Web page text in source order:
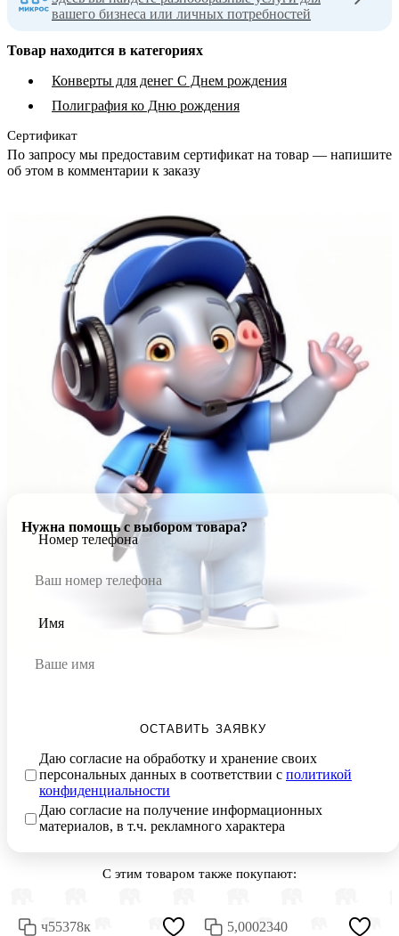
вашего бизнеса или личных потребностей
Товар находится в категориях
Конверты для денег С Днем рождения
Полиграфия ко Дню рождения
Сертификат
По запросу мы предоставим сертификат на товар — напишите
об этом в комментарии к заказу
Нужна помощь с выбором товара?
Номер телефона
Имя
ОСТАВИТЬ ЗАЯВКУ
Даю согласие на обработку и хранение своих
персональных данных в соответствии с политикой
конфиденциальности
Даю согласие на получение информационных
материалов, в т.ч. рекламного характера
С этим товаром также покупают:
ч55378к 5,0002340